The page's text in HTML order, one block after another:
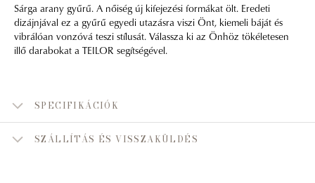
Sárga arany gyűrű. A nőiség új kifejezési formákat ölt. Eredeti
dizájnjával ez a gyűrű egyedi utazásra viszi Önt, kiemeli báját és
vibrálóan vonzóvá teszi stílusát. Válassza ki az Önhöz tökéletesen
illő darabokat a TEILOR segítségével.
SPECIFIKÁCIÓK
SZÁLLÍTÁS ÉS VISSZAKÜLDÉS